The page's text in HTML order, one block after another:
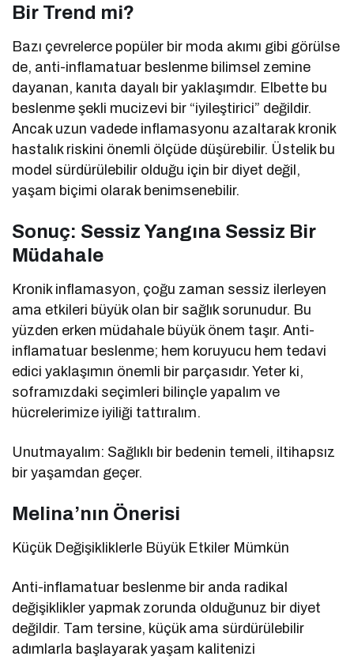
Bir Trend mi?
Bazı çevrelerce popüler bir moda akımı gibi görülse
de, anti-inflamatuar beslenme bilimsel zemine
dayanan, kanıta dayalı bir yaklaşımdır. Elbette bu
beslenme şekli mucizevi bir “iyileştirici” değildir.
Ancak uzun vadede inflamasyonu azaltarak kronik
hastalık riskini önemli ölçüde düşürebilir. Üstelik bu
model sürdürülebilir olduğu için bir diyet değil,
yaşam biçimi olarak benimsenebilir.
Sonuç: Sessiz Yangına Sessiz Bir
Müdahale
Kronik inflamasyon, çoğu zaman sessiz ilerleyen
ama etkileri büyük olan bir sağlık sorunudur. Bu
yüzden erken müdahale büyük önem taşır. Anti-
inflamatuar beslenme; hem koruyucu hem tedavi
edici yaklaşımın önemli bir parçasıdır. Yeter ki,
soframızdaki seçimleri bilinçle yapalım ve
hücrelerimize iyiliği tattıralım.
Unutmayalım: Sağlıklı bir bedenin temeli, iltihapsız
bir yaşamdan geçer.
Melina’nın Önerisi
Küçük Değişikliklerle Büyük Etkiler Mümkün
Anti-inflamatuar beslenme bir anda radikal
değişiklikler yapmak zorunda olduğunuz bir diyet
değildir. Tam tersine, küçük ama sürdürülebilir
adımlarla başlayarak yaşam kalitenizi